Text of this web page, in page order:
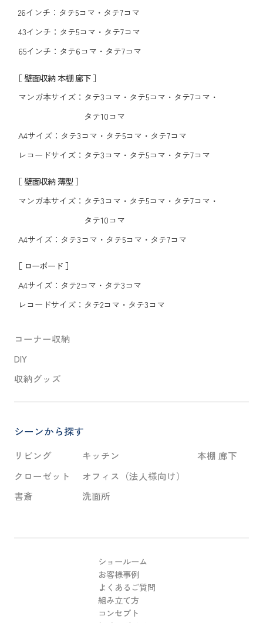
コーナー収納
DIY
収納グッズ
26インチ： タテ5コマ ・ タテ7コマ
43インチ： タテ5コマ ・ タテ7コマ
65インチ： タテ6コマ ・ タテ7コマ
［ 壁面収納 本棚 廊下 ］
マンガ本サイズ： タテ3コマ ・ タテ5コマ ・ タテ7コマ ・
タテ10コマ
A4サイズ： タテ3コマ ・ タテ5コマ ・ タテ7コマ
レコードサイズ： タテ3コマ ・ タテ5コマ ・ タテ7コマ
［ 壁面収納 薄型 ］
マンガ本サイズ： タテ3コマ ・ タテ5コマ ・ タテ7コマ ・
タテ10コマ
A4サイズ： タテ3コマ ・ タテ5コマ ・ タテ7コマ
［ ローボード ］
A4サイズ： タテ2コマ ・ タテ3コマ
レコードサイズ： タテ2コマ ・ タテ3コマ
シーンから探す
リビング
クローゼット
書斎
キッチン
オフィス（法人様向け）
洗面所
本棚 廊下
ショールーム
お客様事例
よくあるご質問
組み立て方
コンセプト